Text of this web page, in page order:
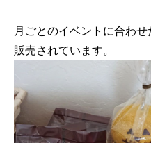
月ごとのイベントに合わ